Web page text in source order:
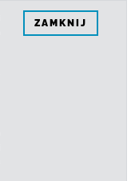
ZAMKNIJ